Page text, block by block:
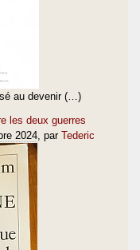
au devenir (…)
les deux guerres
2024 , par Tederic